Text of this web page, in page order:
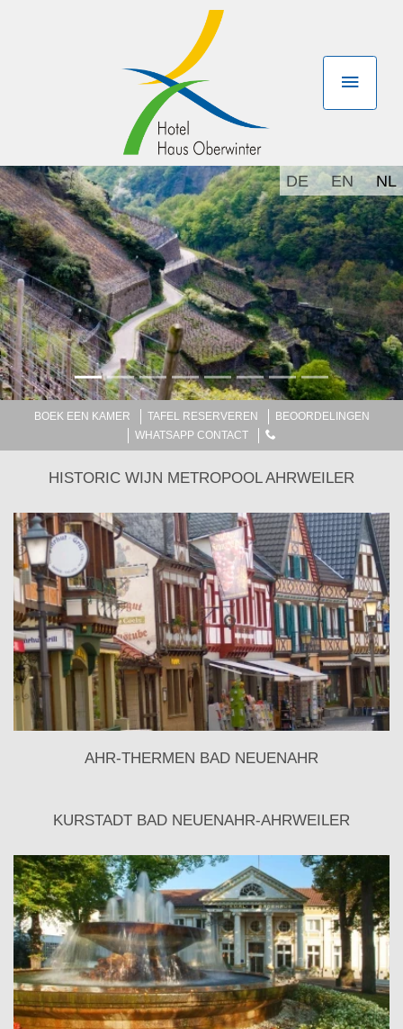
DE EN NL
BOEK EEN KAMER TAFEL RESERVEREN
BEOORDELINGEN
WHATSAPP CONTACT
HISTORIC WIJN METROPOOL AHRWEILER
AHR-THERMEN BAD NEUENAHR
KURSTADT BAD NEUENAHR-AHRWEILER